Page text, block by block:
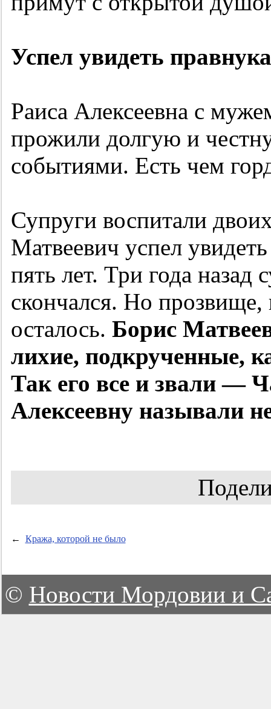
Успел увидеть правнука
Раиса Алексеевна с
прожили долгую и
событиями. Есть чем
Супруги воспитали
Матвеевич успел
пять лет. Три года назад
скончался. Но прозвище,
осталось. Борис
лихие, подкрученные,
Так его все и звали —
Алексеевну называли
← Кража, которой не было
© Новости Мордовии и